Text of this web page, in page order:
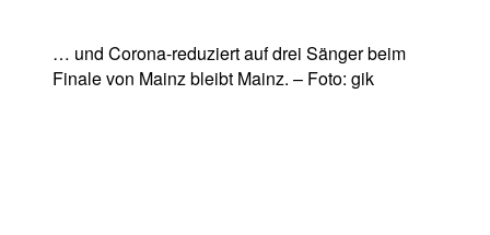
… und Corona-reduziert auf drei Sänger beim
Finale von Mainz bleibt Mainz. – Foto: gik